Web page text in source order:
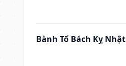
Bành Tổ Bách Kỵ Nhật